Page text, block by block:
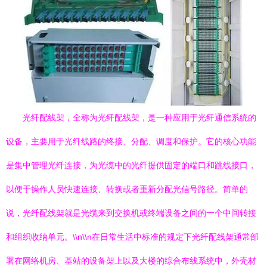
光纤配线架，全称为光纤配线架，是一种应用于光纤通信系统的
设备，主要用于光纤线路的终接、分配、调度和保护。它的核心功能
是集中管理光纤连接，为光缆中的光纤提供固定的端口和跳线接口，
以便于操作人员快速连接、转换或者重新分配光信号路径。简单的
说，光纤配线架就是光缆来到交换机或终端设备之间的一个中间转接
和组织收纳单元。\\n\\n在日常生活中标准的规定下光纤配线架通常部
署在网络机房、基站的设备架上以及大楼的综合布线系统中，外壳材